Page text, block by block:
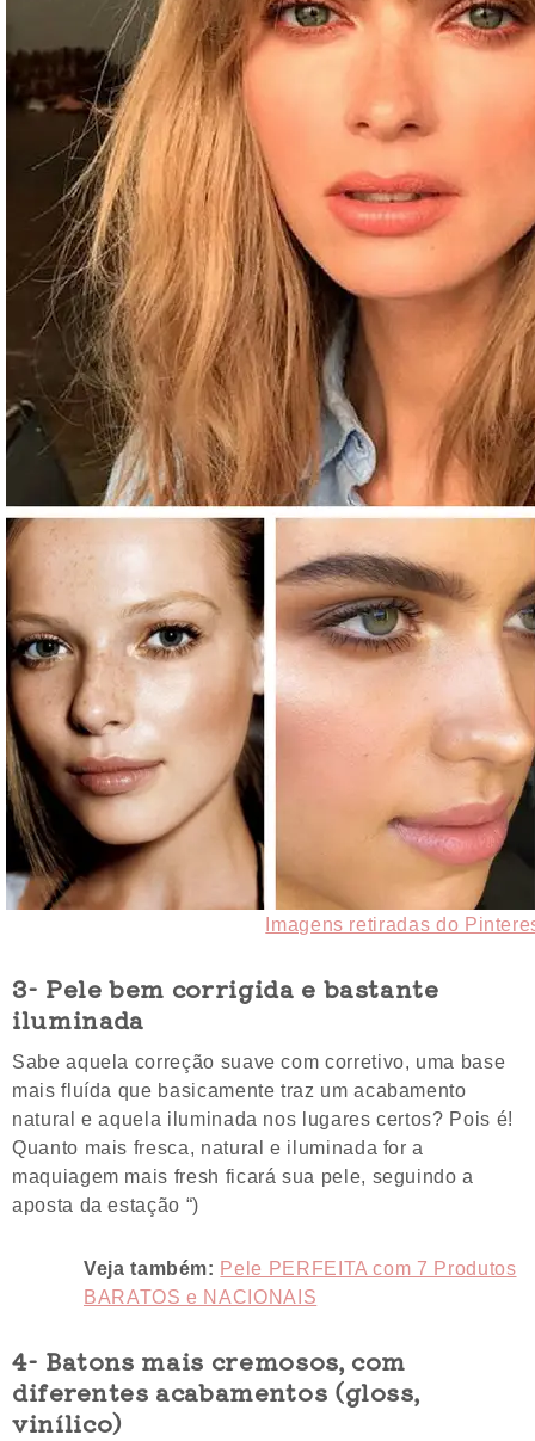
Imagens retiradas do
3- Pele bem corrigida e bastante
iluminada
Sabe aquela correção suave com corretivo, uma base
mais fluída que basicamente traz um acabamento
natural e aquela iluminada nos lugares certos? Pois é!
Quanto mais fresca, natural e iluminada for a
maquiagem mais fresh ficará sua pele, seguindo a
aposta da estação “)
Veja também: Pele PERFEITA com 7 Produtos
BARATOS e NACIONAIS
4- Batons mais cremosos, com
diferentes acabamentos (gloss,
vinílico)